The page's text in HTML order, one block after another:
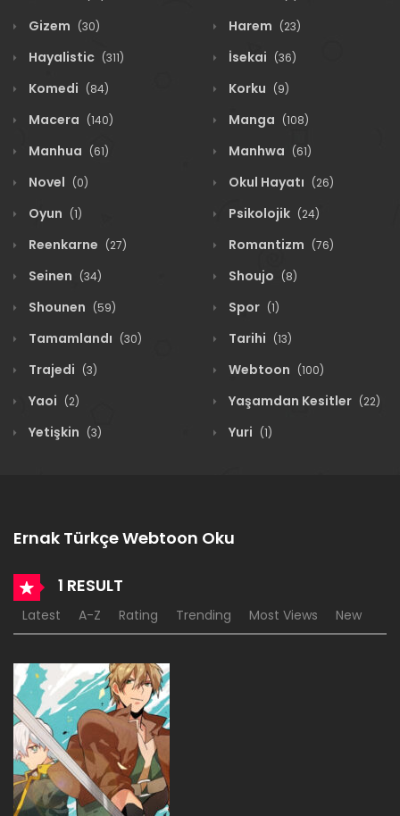
Gizem (30) Harem (23)
Hayalistic (311) İsekai (36)
Komedi (84) Korku (9)
Macera (140) Manga (108)
Manhua (61) Manhwa (61)
Novel (0) Okul Hayatı (26)
Oyun (1) Psikolojik (24)
Reenkarne (27) Romantizm (76)
Seinen (34) Shoujo (8)
Shounen (59) Spor (1)
Tamamlandı (30) Tarihi (13)
Trajedi (3) Webtoon (100)
Yaoi (2) Yaşamdan Kesitler (22)
Yetişkin (3) Yuri (1)
Ernak Türkçe Webtoon Oku
1 RESULT
Latest A-Z Rating Trending Most Views New